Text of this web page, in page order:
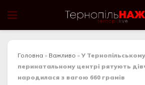
Головна » Важливо » У
перинатальному центрі рятують
народилася з вагою 660 грамів